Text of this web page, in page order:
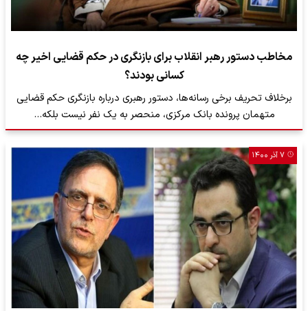
مخاطب دستور رهبر انقلاب برای بازنگری در حکم قضایی اخیر چه
کسانی بودند؟
برخلاف تحریف برخی رسانه‌ها، دستور رهبری درباره بازنگری حکم قضایی
متهمان پرونده بانک مرکزی، منحصر به یک نفر نیست بلکه…
۷ آذر ۱۴۰۰